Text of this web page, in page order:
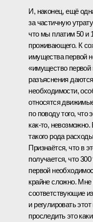
И, наконец, ещё
за частичную
что мы платим 50 и
проживающего. К
имущества первой
«имущество первой
разъяснения
необходимости,
относятся
по поводу того,
как‑то,
такого рода
Признаётся, что в
получается, что
первой
крайне сложно. Мне
соответствующие
и регулировать
проследить это